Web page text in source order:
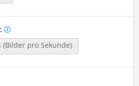
(Bilder pro Sekunde)